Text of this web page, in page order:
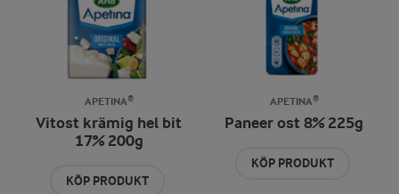
APETINA®
Vitost krämig hel bit
17% 200g
KÖP PRODUKT
APETINA®
Paneer ost 8% 225g
KÖP PRODUKT